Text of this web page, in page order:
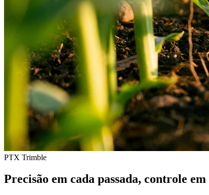
PTX Trimble
Precisão em cada passada, controle